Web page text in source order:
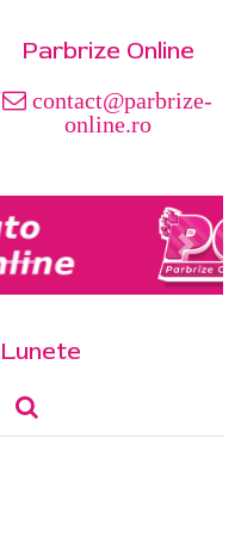
Parbrize Online
contact@parbrize-
online.ro
Lunete